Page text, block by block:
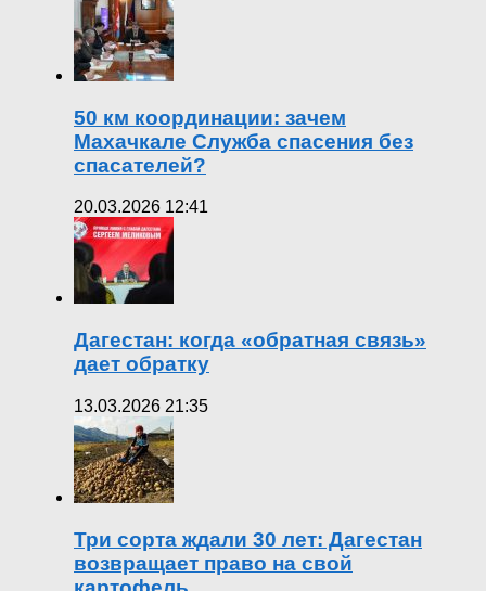
50 км координации: зачем
Махачкале Служба спасения без
спасателей?
20.03.2026 12:41
Дагестан: когда «обратная связь»
дает обратку
13.03.2026 21:35
Три сорта ждали 30 лет: Дагестан
возвращает право на свой